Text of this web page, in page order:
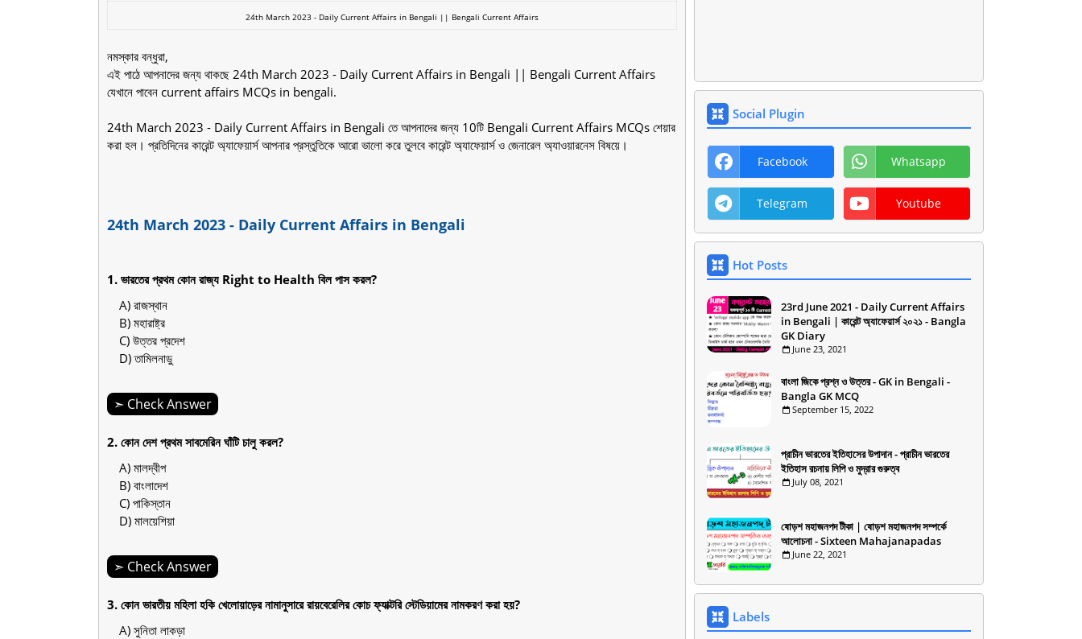
24th March 2023 - Daily Current Affairs in Bengali || Bengali Current Affairs
নমস্কার বন্ধুরা,
এই পাঠে আপনাদের জন্য থাকছে 24th March 2023 - Daily Current Affairs in Bengali || Bengali Current Affairs
যেখানে পাবেন current affairs MCQs in bengali.
24th March 2023 - Daily Current Affairs in Bengali তে আপনাদের জন্য 10টি Bengali Current Affairs MCQs শেয়ার
করা হল। প্রতিদিনের কারেন্ট অ্যাফেয়ার্স আপনার প্রস্তুতিকে আরো ভালো করে তুলবে কারেন্ট অ্যাফেয়ার্স ও জেনারেল অ্যাওয়ারনেস বিষয়ে।
24th March 2023 - Daily Current Affairs in Bengali
1. ভারতের প্রথম কোন রাজ্য Right to Health বিল পাস করল?
A) রাজস্থান
B) মহারাষ্ট্র
C) উত্তর প্রদেশ
D) তামিলনাড়ু
➣ Check Answer
2. কোন দেশ প্রথম সাবমেরিন ঘাঁটি চালু করল?
A) মালদ্বীপ
B) বাংলাদেশ
C) পাকিস্তান
D) মালয়েশিয়া
➣ Check Answer
3. কোন ভারতীয় মহিলা হকি খেলোয়াড়ের নামানুসারে রায়বেরেলির কোচ ফ্যাক্টরি স্টেডিয়ামের নামকরণ করা হয়?
A) সুনিতা লাকড়া
Social Plugin
Facebook Whatsapp
Telegram Youtube
Hot Posts
23rd June 2021 - Daily Current Affairs
in Bengali | কারেন্ট অ্যাফেয়ার্স ২০২১ - Bangla
GK Diary
June 23, 2021
বাংলা জিকে প্রশ্ন ও উত্তর - GK in Bengali -
Bangla GK MCQ
September 15, 2022
প্রাচীন ভারতের ইতিহাসের উপাদান - প্রাচীন ভারতের
ইতিহাস রচনায় লিপি ও মুদ্রার গুরুত্ব
July 08, 2021
ষোড়শ মহাজনপদ টীকা | ষোড়শ মহাজনপদ সম্পর্কে
আলোচনা - Sixteen Mahajanapadas
June 22, 2021
Labels